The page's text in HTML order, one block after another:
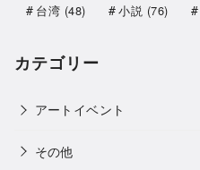
台湾 (48) 小説 (76)
カテゴリー
アートイベント
その他